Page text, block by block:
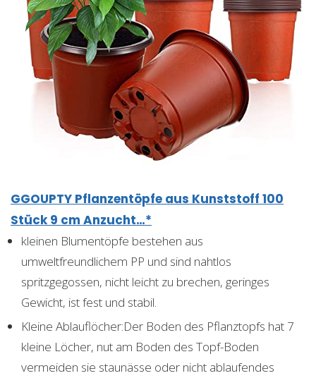
GGOUPTY Pflanzentöpfe aus Kunststoff 100
Stück 9 cm Anzucht…*
kleinen Blumentöpfe bestehen aus
umweltfreundlichem PP und sind nahtlos
spritzgegossen, nicht leicht zu brechen, geringes
Gewicht, ist fest und stabil.
Kleine Ablauflöcher:Der Boden des Pflanztopfs hat 7
kleine Löcher, nut am Boden des Topf-Boden
vermeiden sie staunässe oder nicht ablaufendes